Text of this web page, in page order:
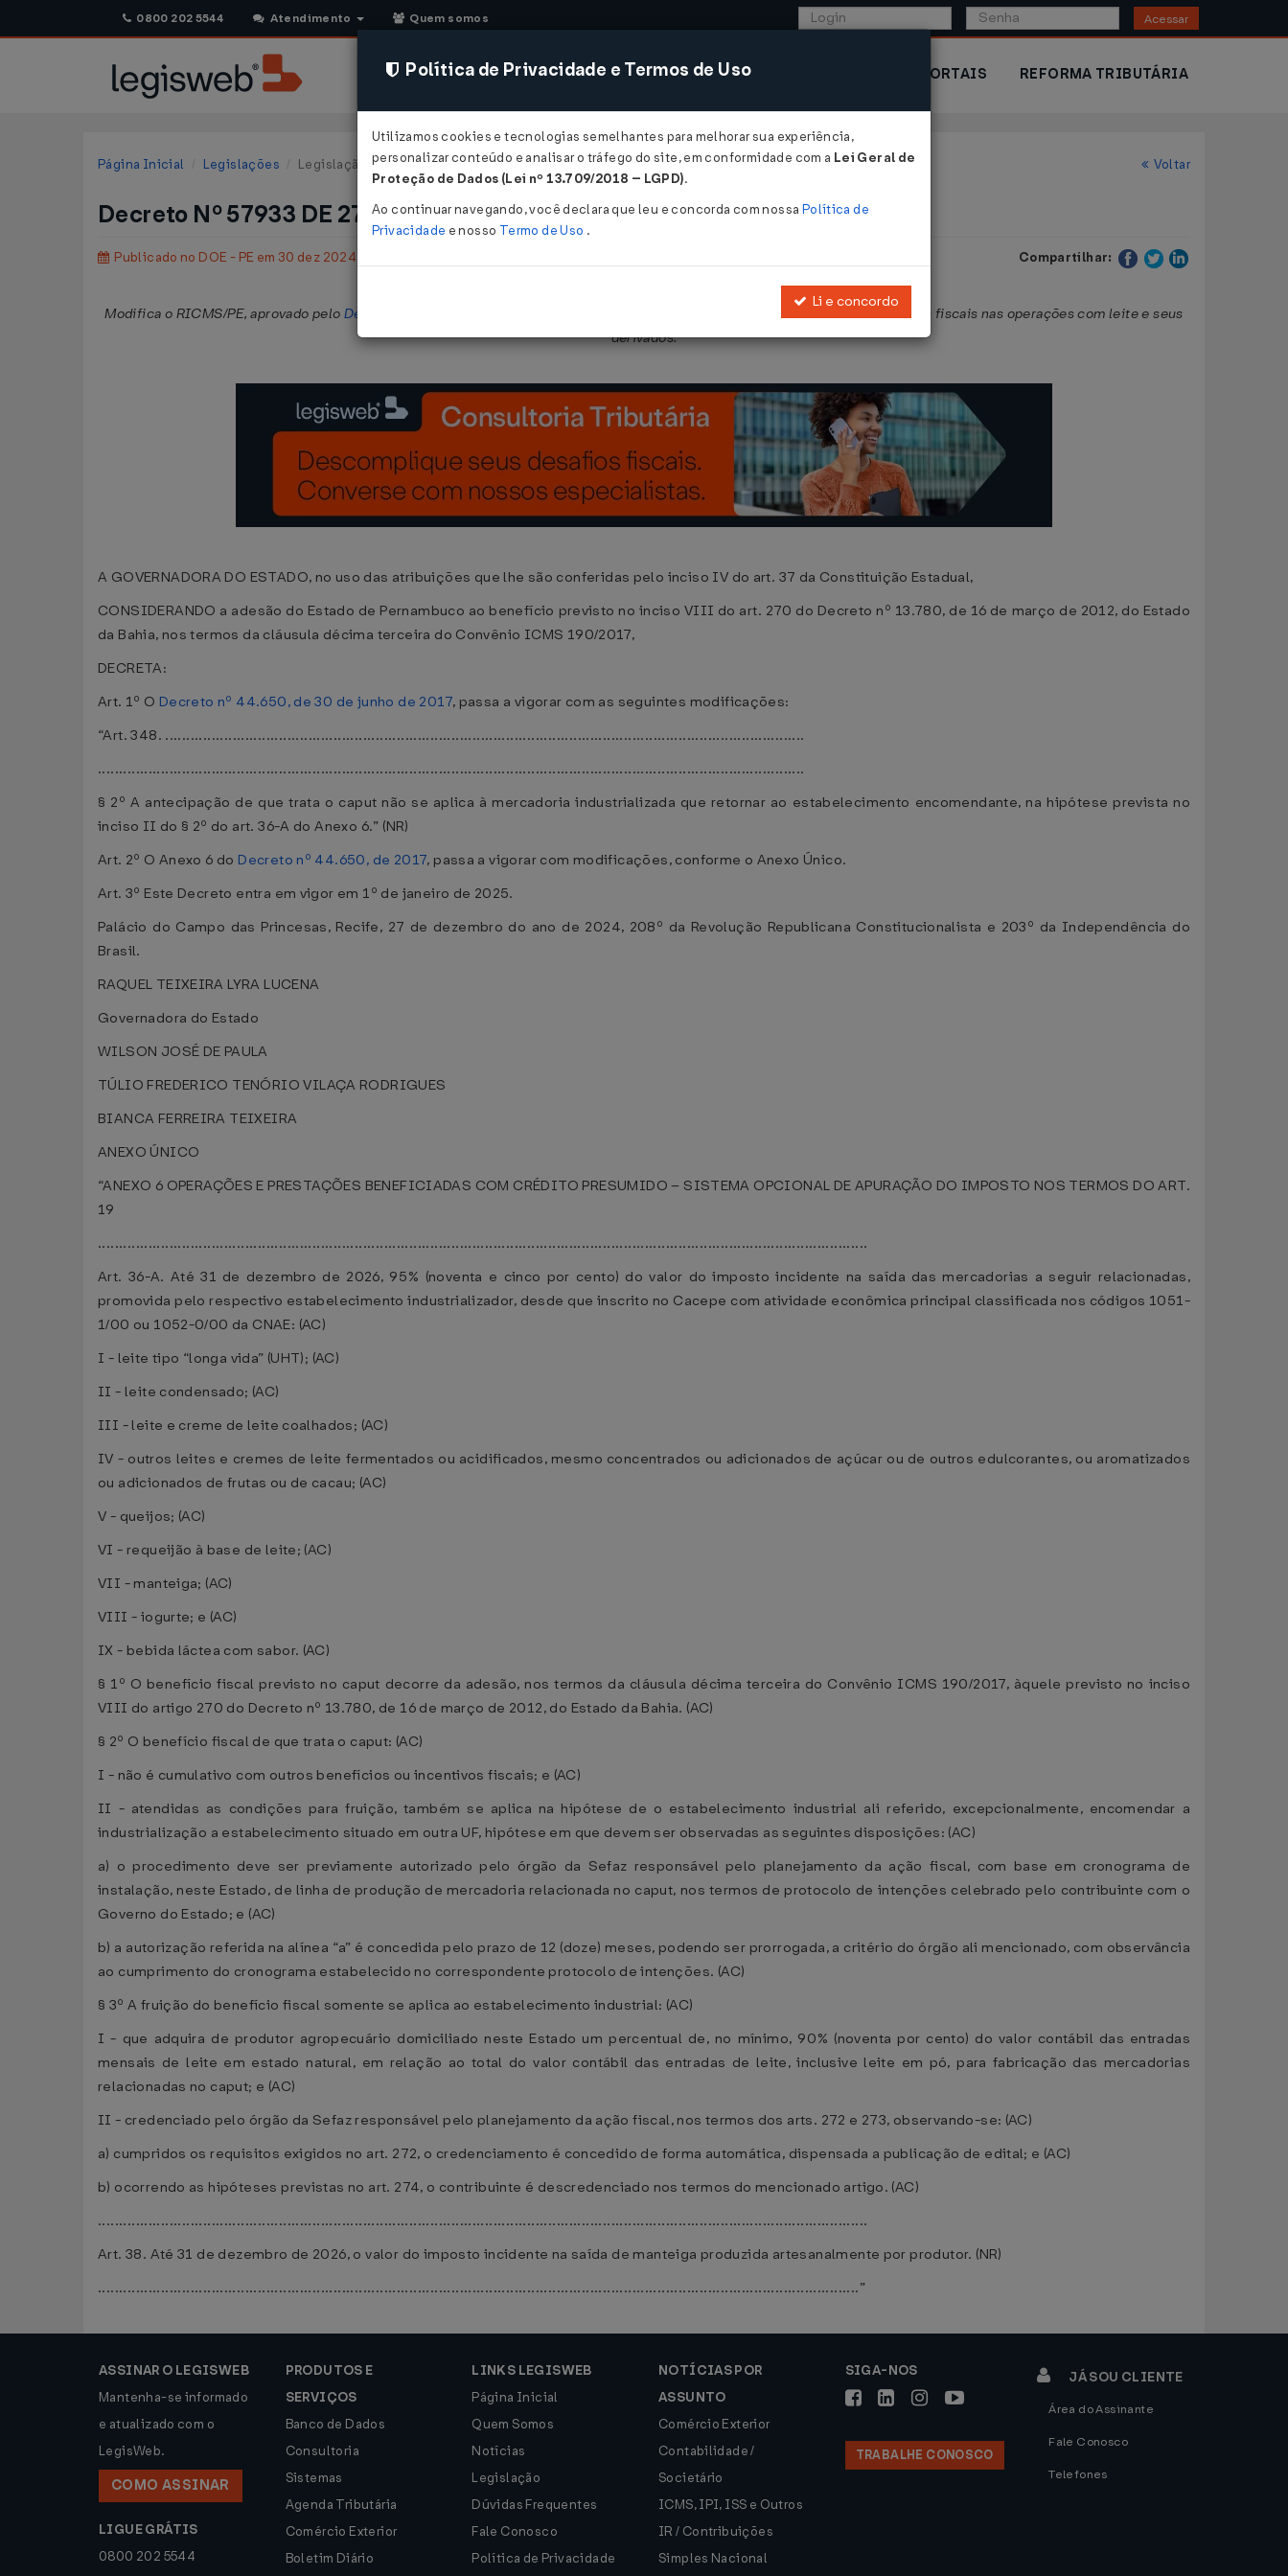
0800 202 5544 Atendimento Quem somos Acessar
CONSULTORIA SISTEMAS COMÉRCIO EXTERIOR PORTAIS REFORMA TRIBUTÁRIA
Página Inicial Legislações Legislação Estadual - Pernambuco Voltar
Decreto Nº 57933 DE 27/12/2024
Publicado no DOE - PE em 30 dez 2024 Compartilhar:
Modifica o RICMS/PE, aprovado pelo Decreto Nº 44650/2017
, que regulamenta o ICMS, relativamente à concessão de benefícios fiscais nas operações com leite e seus
derivados.
A GOVERNADORA DO ESTADO, no uso das atribuições que lhe são conferidas pelo inciso IV do art. 37 da Constituição Estadual,
CONSIDERANDO a adesão do Estado de Pernambuco ao benefício previsto no inciso VIII do art. 270 do Decreto nº 13.780, de 16 de março de 2012, do Estado
da Bahia, nos termos da cláusula décima terceira do Convênio ICMS 190/2017,
DECRETA:
Art. 1º O Decreto nº 44.650, de 30 de junho de 2017, passa a vigorar com as seguintes modificações:
“Art. 348. ........................................................................................................................................................
........................................................................................................................................................................
§ 2º A antecipação de que trata o caput não se aplica à mercadoria industrializada que retornar ao estabelecimento encomendante, na hipótese prevista no
inciso II do § 2º do art. 36-A do Anexo 6.” (NR)
Art. 2º O Anexo 6 do Decreto nº 44.650, de 2017, passa a vigorar com modificações, conforme o Anexo Único.
Art. 3º Este Decreto entra em vigor em 1º de janeiro de 2025.
Palácio do Campo das Princesas, Recife, 27 de dezembro do ano de 2024, 208º da Revolução Republicana Constitucionalista e 203º da Independência do
Brasil.
RAQUEL TEIXEIRA LYRA LUCENA
Governadora do Estado
WILSON JOSÉ DE PAULA
TÚLIO FREDERICO TENÓRIO VILAÇA RODRIGUES
BIANCA FERREIRA TEIXEIRA
ANEXO ÚNICO
“ANEXO 6 OPERAÇÕES E PRESTAÇÕES BENEFICIADAS COM CRÉDITO PRESUMIDO – SISTEMA OPCIONAL DE APURAÇÃO DO IMPOSTO NOS TERMOS DO ART.
19
.......................................................................................................................................................................................
Art. 36-A. Até 31 de dezembro de 2026, 95% (noventa e cinco por cento) do valor do imposto incidente na saída das mercadorias a seguir relacionadas,
promovida pelo respectivo estabelecimento industrializador, desde que inscrito no Cacepe com atividade econômica principal classificada nos códigos 1051-
1/00 ou 1052-0/00 da CNAE: (AC)
I - leite tipo “longa vida” (UHT); (AC)
II - leite condensado; (AC)
III - leite e creme de leite coalhados; (AC)
IV - outros leites e cremes de leite fermentados ou acidificados, mesmo concentrados ou adicionados de açúcar ou de outros edulcorantes, ou aromatizados
ou adicionados de frutas ou de cacau; (AC)
V - queijos; (AC)
VI - requeijão à base de leite; (AC)
VII - manteiga; (AC)
VIII - iogurte; e (AC)
IX - bebida láctea com sabor. (AC)
§ 1º O benefício fiscal previsto no caput decorre da adesão, nos termos da cláusula décima terceira do Convênio ICMS 190/2017, àquele previsto no inciso
VIII do artigo 270 do Decreto nº 13.780, de 16 de março de 2012, do Estado da Bahia. (AC)
§ 2º O benefício fiscal de que trata o caput: (AC)
I - não é cumulativo com outros benefícios ou incentivos fiscais; e (AC)
II - atendidas as condições para fruição, também se aplica na hipótese de o estabelecimento industrial ali referido, excepcionalmente, encomendar a
industrialização a estabelecimento situado em outra UF, hipótese em que devem ser observadas as seguintes disposições: (AC)
a) o procedimento deve ser previamente autorizado pelo órgão da Sefaz responsável pelo planejamento da ação fiscal, com base em cronograma de
instalação, neste Estado, de linha de produção de mercadoria relacionada no caput, nos termos de protocolo de intenções celebrado pelo contribuinte com o
Governo do Estado; e (AC)
b) a autorização referida na alínea “a” é concedida pelo prazo de 12 (doze) meses, podendo ser prorrogada, a critério do órgão ali mencionado, com observância
ao cumprimento do cronograma estabelecido no correspondente protocolo de intenções. (AC)
§ 3º A fruição do benefício fiscal somente se aplica ao estabelecimento industrial: (AC)
I - que adquira de produtor agropecuário domiciliado neste Estado um percentual de, no mínimo, 90% (noventa por cento) do valor contábil das entradas
mensais de leite em estado natural, em relação ao total do valor contábil das entradas de leite, inclusive leite em pó, para fabricação das mercadorias
relacionadas no caput; e (AC)
II - credenciado pelo órgão da Sefaz responsável pelo planejamento da ação fiscal, nos termos dos arts. 272 e 273, observando-se: (AC)
a) cumpridos os requisitos exigidos no art. 272, o credenciamento é concedido de forma automática, dispensada a publicação de edital; e (AC)
b) ocorrendo as hipóteses previstas no art. 274, o contribuinte é descredenciado nos termos do mencionado artigo. (AC)
.......................................................................................................................................................................................
Art. 38. Até 31 de dezembro de 2026, o valor do imposto incidente na saída de manteiga produzida artesanalmente por produtor. (NR)
.....................................................................................................................................................................................”
ASSINAR O LEGISWEB
Mantenha-se informado
e atualizado com o
LegisWeb.
COMO ASSINAR
LIGUE GRÁTIS
0800 202 5544
PRODUTOS E
SERVIÇOS
Banco de Dados
Consultoria
Sistemas
Agenda Tributária
Comércio Exterior
Boletim Diário
LINKS LEGISWEB
Página Inicial
Quem Somos
Notícias
Legislação
Dúvidas Frequentes
Fale Conosco
Política de Privacidade
NOTÍCIAS POR
ASSUNTO
Comércio Exterior
Contabilidade /
Societário
ICMS, IPI, ISS e Outros
IR / Contribuições
Simples Nacional
SIGA-NOS
TRABALHE CONOSCO
JÁ SOU CLIENTE
Área do Assinante
Fale Conosco
Telefones
Política de Privacidade e Termos de Uso
Utilizamos cookies e tecnologias semelhantes para melhorar sua experiência,
personalizar conteúdo e analisar o tráfego do site, em conformidade com a Lei Geral de
Proteção de Dados (Lei nº 13.709/2018 – LGPD).
Ao continuar navegando, você declara que leu e concorda com nossa Política de
Privacidade e nosso Termo de Uso .
Li e concordo